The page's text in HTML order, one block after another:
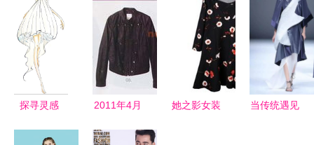
重奏
格、二手市
场与购买渠
道全解析
连衣裙的时
尚美学与搭
配灵感
量素材提升
化妆品销售
探寻灵感
2011年4月
她之影女装
当传统遇见